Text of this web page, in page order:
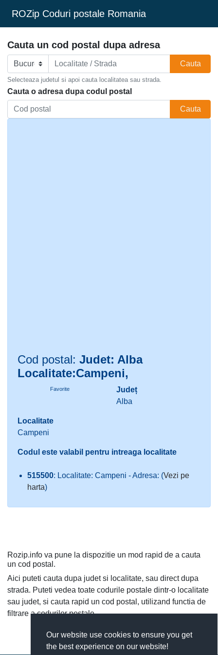
Our website use cookies to ensure you get
the best experience on our website!
ROZip Coduri postale Romania
Cauta un cod postal dupa adresa
Cauta
Selecteaza judetul si apoi cauta localitatea sau strada.
Cauta o adresa dupa codul postal
Cauta
Cod postal: Judet: Alba
Localitate:Campeni,
Favorite
Județ
Alba
Localitate
Campeni
Codul este valabil pentru intreaga localitate
515500: Localitate: Campeni - Adresa: (Vezi pe
harta)
Rozip.info va pune la dispozitie un mod rapid de a cauta
un cod postal.
Aici puteti cauta dupa judet si localitate, sau direct dupa
strada. Puteti vedea toate codurile postale dintr-o localitate
sau judet, si cauta rapid un cod postal, utilizand functia de
filtrare a codurilor postale.